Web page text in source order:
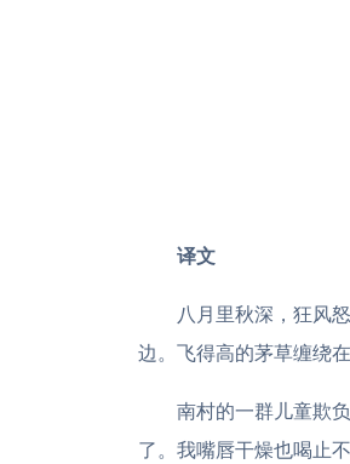
译文
八月里秋深，狂风
边。飞得高的茅草缠绕
南村的一群儿童欺
了。我嘴唇干燥也喝止